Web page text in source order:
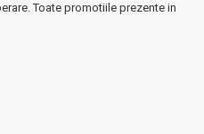
tale preferate
Toate promotiile prezente in